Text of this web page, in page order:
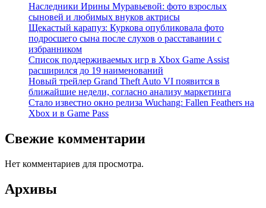
Наследники Ирины Муравьевой: фото взрослых
сыновей и любимых внуков актрисы
Щекастый карапуз: Куркова опубликовала фото
подросшего сына после слухов о расставании с
избранником
Список поддерживаемых игр в Xbox Game Assist
расширился до 19 наименований
Новый трейлер Grand Theft Auto VI появится в
ближайшие недели, согласно анализу маркетинга
Стало известно окно релиза Wuchang: Fallen Feathers на
Xbox и в Game Pass
Свежие комментарии
Нет комментариев для просмотра.
Архивы